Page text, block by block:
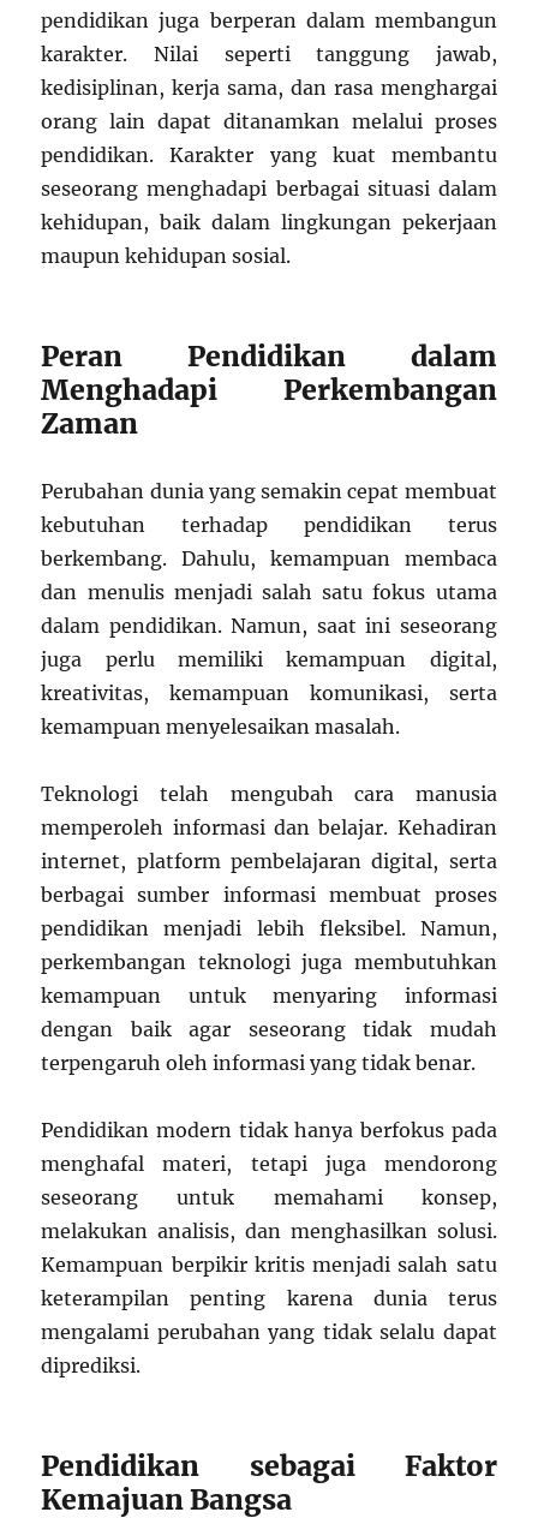
pendidikan juga berperan dalam membangun
karakter. Nilai seperti tanggung jawab,
kedisiplinan, kerja sama, dan rasa menghargai
orang lain dapat ditanamkan melalui proses
pendidikan. Karakter yang kuat membantu
seseorang menghadapi berbagai situasi dalam
kehidupan, baik dalam lingkungan pekerjaan
maupun kehidupan sosial.
Peran Pendidikan dalam
Menghadapi Perkembangan
Zaman
Perubahan dunia yang semakin cepat membuat
kebutuhan terhadap pendidikan terus
berkembang. Dahulu, kemampuan membaca
dan menulis menjadi salah satu fokus utama
dalam pendidikan. Namun, saat ini seseorang
juga perlu memiliki kemampuan digital,
kreativitas, kemampuan komunikasi, serta
kemampuan menyelesaikan masalah.
Teknologi telah mengubah cara manusia
memperoleh informasi dan belajar. Kehadiran
internet, platform pembelajaran digital, serta
berbagai sumber informasi membuat proses
pendidikan menjadi lebih fleksibel. Namun,
perkembangan teknologi juga membutuhkan
kemampuan untuk menyaring informasi
dengan baik agar seseorang tidak mudah
terpengaruh oleh informasi yang tidak benar.
Pendidikan modern tidak hanya berfokus pada
menghafal materi, tetapi juga mendorong
seseorang untuk memahami konsep,
melakukan analisis, dan menghasilkan solusi.
Kemampuan berpikir kritis menjadi salah satu
keterampilan penting karena dunia terus
mengalami perubahan yang tidak selalu dapat
diprediksi.
Pendidikan sebagai Faktor
Kemajuan Bangsa